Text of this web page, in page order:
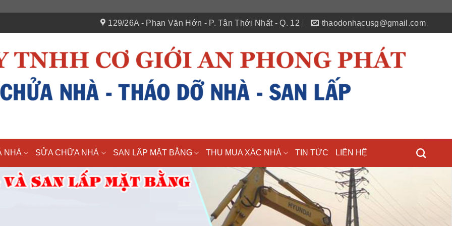
129/26A - Phan Văn Hớn - P. Tân Thới Nhất - Q. 12 thaodonhacusg@gmail.com
NHÀ SỬA CHỮA NHÀ SAN LẤP MẶT BẰNG THU MUA XÁC NHÀ TIN TỨC LIÊN HỆ